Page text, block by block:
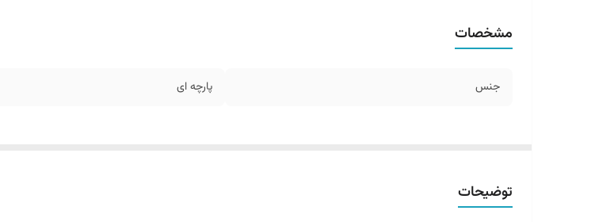
مشخصات
جنس پارچه ای
توضیحات